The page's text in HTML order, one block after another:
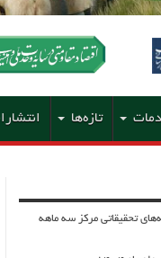
تازه‌ها
تحقیقاتی مرکز سه ماهه